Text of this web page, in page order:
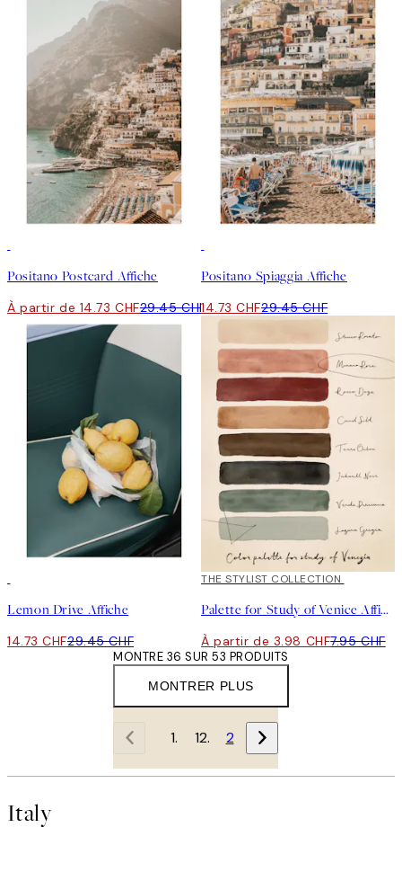
Positano Postcard Affiche
À partir de 14.73 CHF29.45 CHF
Positano Spiaggia Affiche
14.73 CHF29.45 CHF
Lemon Drive Affiche
14.73 CHF29.45 CHF
50%*
THE STYLIST COLLECTION
Palette for Study of Venice Affiche
À partir de 3.98 CHF7.95 CHF
MONTRER PLUS
MONTRE 36 SUR 53 PRODUITS
1 2
Italy